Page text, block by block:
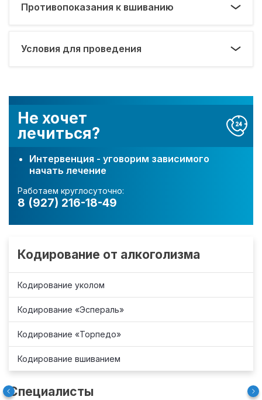
Не хочет
лечиться?
Интервенция - уговорим зависимого
начать лечение
Работаем круглосуточно:
8 (927) 216-18-49
Кодирование от алкоголизма
Кодирование уколом
Кодирование «Эспераль»
Кодирование «Торпедо»
Кодирование вшиванием
Специалисты
Противопоказания к вшиванию
Условия для проведения